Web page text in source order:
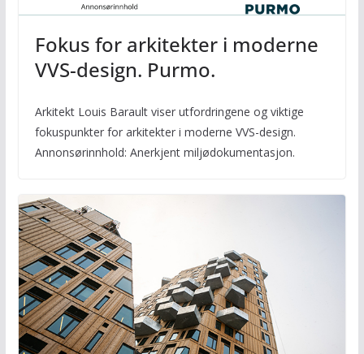
Fokus for arkitekter i moderne
VVS-design. Purmo.
Arkitekt Louis Barault viser utfordringene og viktige
fokuspunkter for arkitekter i moderne VVS-design.
Annonsørinnhold: Anerkjent miljødokumentasjon.